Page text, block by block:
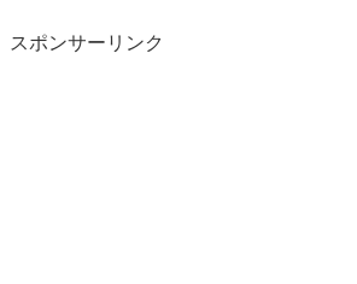
スポンサーリンク